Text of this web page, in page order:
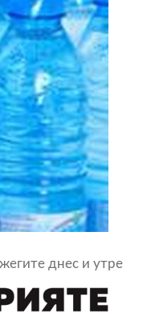
днес и утре